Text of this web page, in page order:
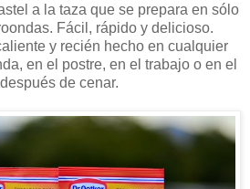
a la taza que se prepara en sólo
Fácil, rápido y delicioso.
y recién hecho en cualquier
en el postre, en el trabajo o en el
de cenar.